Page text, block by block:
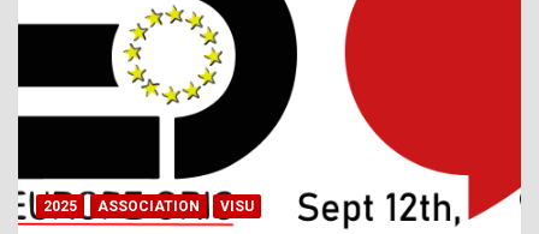
,
2025 ASSOCIATION VISU